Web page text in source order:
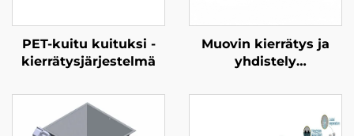
PET-kuitu kuituksi -
kierrätysjärjestelmä
Muovin kierrätys ja
yhdistely